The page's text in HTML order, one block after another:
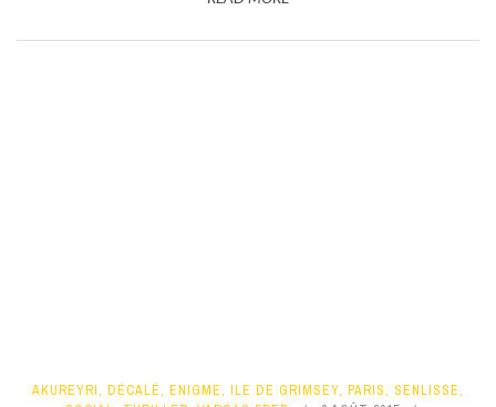
AKUREYRI, DÉCALÉ, ENIGME, ILE DE GRIMSEY, PARIS, SENLISSE,